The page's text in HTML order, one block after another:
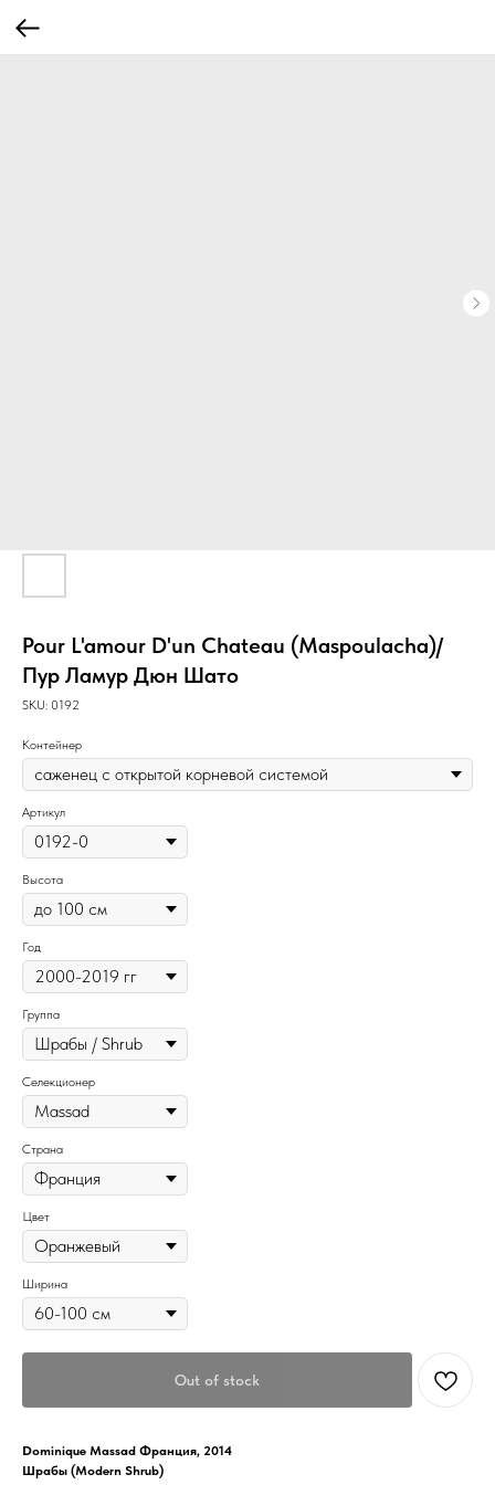
Pour L'amour D'un Chateau (Maspoulacha)/
Пур Ламур Дюн Шато
SKU: 0192
Контейнер
Артикул
Высота
Год
Группа
Селекционер
Страна
Цвет
Ширина
Out of stock
Dominique Massad Франция, 2014
Шрабы (Modern Shrub)